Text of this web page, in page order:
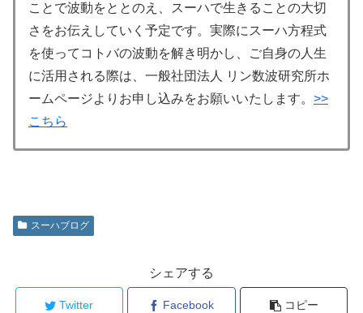
ことで波動をととのえ、スーハで生きることの大切
さをお伝えしていく予定です。実際にスーハ方程式
を使ってコトバの波動を解き明かし、ご自身の人生
に活用される際は、一般社団法人 リン数波研究所ホ
ームページよりお申し込みをお願いいたします。 >>
こちら
スーハブログ
シェアする
Twitter Facebook コピー